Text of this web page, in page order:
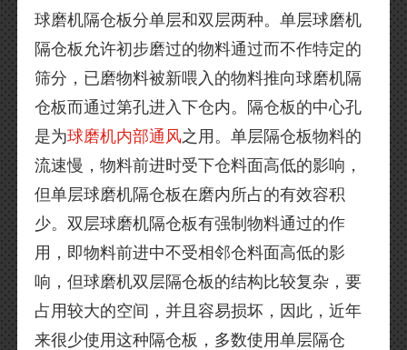
球磨机隔仓板分单层和双层两种。单层球磨机
隔仓板允许初步磨过的物料通过而不作特定的
筛分，已磨物料被新喂入的物料推向球磨机隔
仓板而通过第孔进入下仓内。隔仓板的中心孔
是为球磨机内部通风之用。单层隔仓板物料的
流速慢，物料前进时受下仓料面高低的影响，
但单层球磨机隔仓板在磨内所占的有效容积
少。双层球磨机隔仓板有强制物料通过的作
用，即物料前进中不受相邻仓料面高低的影
响，但球磨机双层隔仓板的结构比较复杂，要
占用较大的空间，并且容易损坏，因此，近年
来很少使用这种隔仓板，多数使用单层隔仓